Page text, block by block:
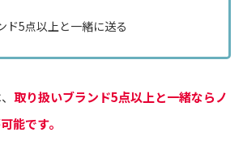
ド5点以上と一緒に送る
取り扱いブランド5点以上と一緒ならノ
能です。